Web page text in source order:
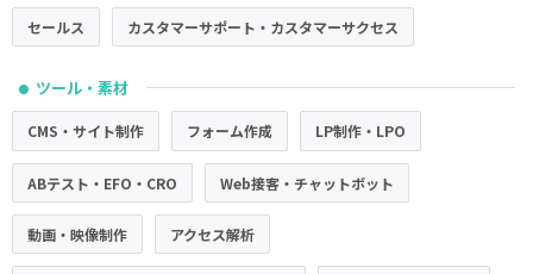
セールス カスタマーサポート・カスタマーサクセス
● ツール・素材
CMS・サイト制作 フォーム作成 LP制作・LPO
ABテスト・EFO・CRO Web接客・チャットボット
動画・映像制作 アクセス解析